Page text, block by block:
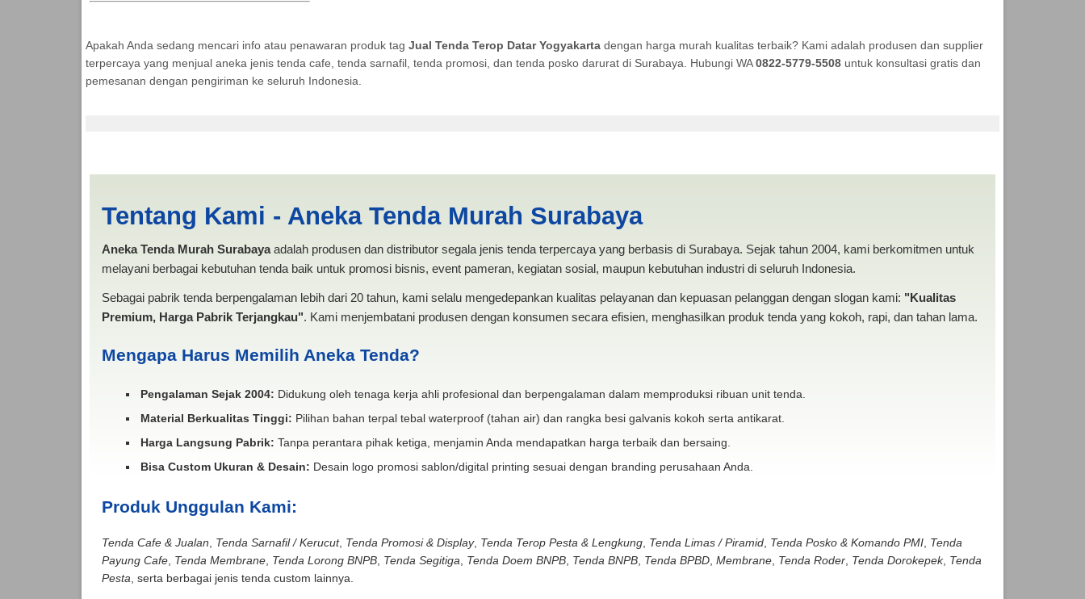
Apakah Anda sedang mencari info atau penawaran produk tag Jual Tenda Terop Datar Yogyakartadengan harga murah kualitas terbaik? Kami adalah produsen dan supplier
terpercaya yang menjual aneka jenis tenda cafe, tenda sarnafil, tenda promosi, dan tenda posko darurat di Surabaya. Hubungi WA0822-5779-5508untuk konsultasi gratis dan
pemesanan dengan pengiriman ke seluruh Indonesia.
Tentang Kami - Aneka Tenda Murah Surabaya
Aneka Tenda Murah Surabayaadalah produsen dan distributor segala jenis tenda terpercaya yang berbasis di Surabaya. Sejak tahun 2004, kami berkomitmen untuk
melayani berbagai kebutuhan tenda baik untuk promosi bisnis, event pameran, kegiatan sosial, maupun kebutuhan industri di seluruh Indonesia.
Sebagai pabrik tenda berpengalaman lebih dari 20 tahun, kami selalu mengedepankan kualitas pelayanan dan kepuasan pelanggan dengan slogan kami: "Kualitas
Premium, Harga Pabrik Terjangkau". Kami menjembatani produsen dengan konsumen secara efisien, menghasilkan produk tenda yang kokoh, rapi, dan tahan lama.
Mengapa Harus Memilih Aneka Tenda?
Pengalaman Sejak 2004: Didukung oleh tenaga kerja ahli profesional dan berpengalaman dalam memproduksi ribuan unit tenda.
Material Berkualitas Tinggi: Pilihan bahan terpal tebal waterproof (tahan air) dan rangka besi galvanis kokoh serta antikarat.
Harga Langsung Pabrik: Tanpa perantara pihak ketiga, menjamin Anda mendapatkan harga terbaik dan bersaing.
Bisa Custom Ukuran & Desain: Desain logo promosi sablon/digital printing sesuai dengan branding perusahaan Anda.
Produk Unggulan Kami:
Tenda Cafe & Jualan Tenda Sarnafil / Kerucut, Tenda Promosi & Display, Tenda Terop Pesta & Lengkung, Tenda Limas / Piramid, Tenda Posko & Komando PMI, Tenda
Payung Cafe, Tenda Membrane, Tenda Lorong BNPB, Tenda Segitiga Tenda Doem BNPB, Tenda BNPB, Tenda BPBD, Membrane, Tenda Roder, Tenda Dorokepek, Tenda
Pesta , serta berbagai jenis tenda custom lainnya.